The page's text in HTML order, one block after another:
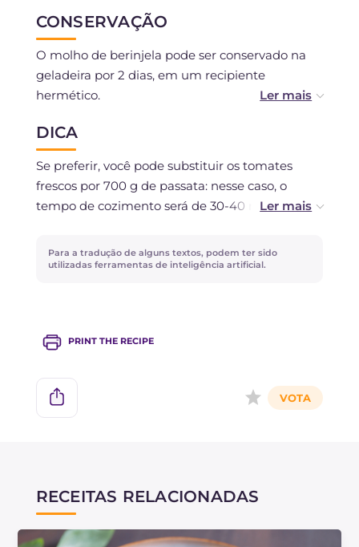
CONSERVAÇÃO
O molho de berinjela pode ser conservado na
geladeira por 2 dias, em um recipiente
hermético.
Pode ser congelado.
DICA
Se preferir, você pode substituir os tomates
frescos por 700 g de passata: nesse caso, o
tempo de cozimento será de 30-40 minutos.
Você pode temperar o molho de berinjela
adicionando uma pitada de pimenta ou
Para a tradução de alguns textos, podem ter sido
utilizadas ferramentas de inteligência artificial.
PRINT THE RECIPE
RECEITAS RELACIONADAS